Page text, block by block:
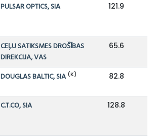
PULSAR OPTICS, SIA 121.9
CEĻU SATIKSMES DROŠĪBAS
DIREKCIJA, VAS
65.6
DOUGLAS BALTIC, SIA (K) 82.8
C.T.CO, SIA 128.8